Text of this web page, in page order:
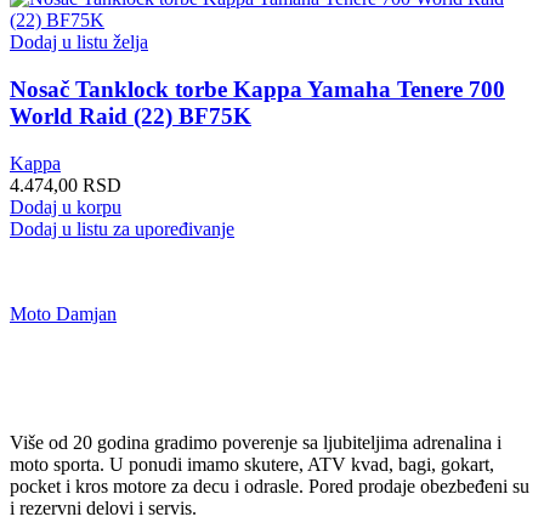
Dodaj u listu želja
Nosač Tanklock torbe Kappa Yamaha Tenere 700
World Raid (22) BF75K
Kappa
4.474,00 RSD
Dodaj u korpu
Dodaj u listu za upoređivanje
Moto Damjan
Više od 20 godina gradimo poverenje sa ljubiteljima adrenalina i
moto sporta. U ponudi imamo skutere, ATV kvad, bagi, gokart,
pocket i kros motore za decu i odrasle. Pored prodaje obezbeđeni su
i rezervni delovi i servis.